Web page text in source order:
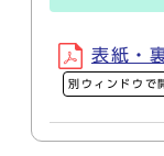
表紙・
別ウィンドウで